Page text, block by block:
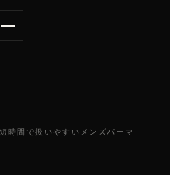
時間で扱いやすいメンズパーマ